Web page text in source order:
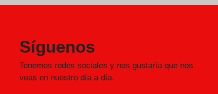
Síguenos
Tenemos redes sociales y nos gustaría que nos
veas en nuestro día a día.